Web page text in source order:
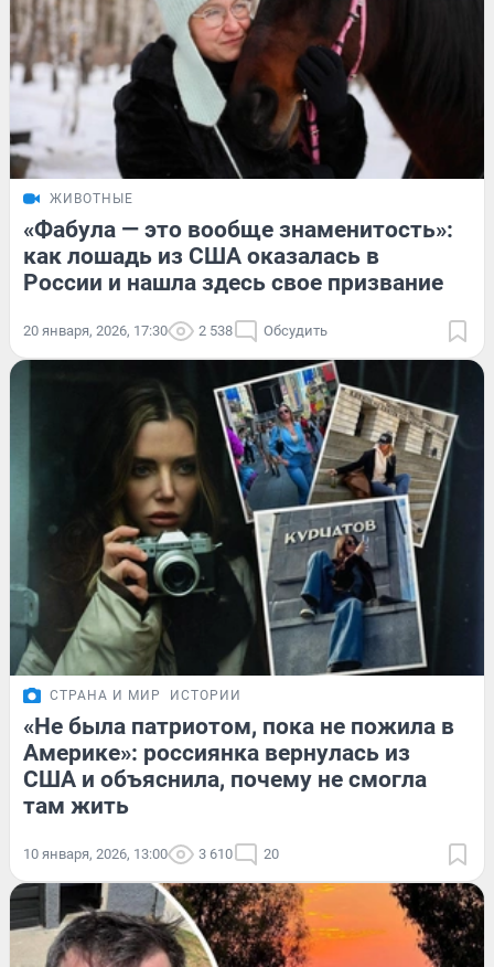
ЖИВОТНЫЕ
«Фабула — это вообще знаменитость»:
как лошадь из США оказалась в
России и нашла здесь свое призвание
20 января, 2026, 17:30 2 538 Обсудить
СТРАНА И МИР ИСТОРИИ
«Не была патриотом, пока не пожила в
Америке»: россиянка вернулась из
США и объяснила, почему не смогла
там жить
10 января, 2026, 13:00 3 610 20